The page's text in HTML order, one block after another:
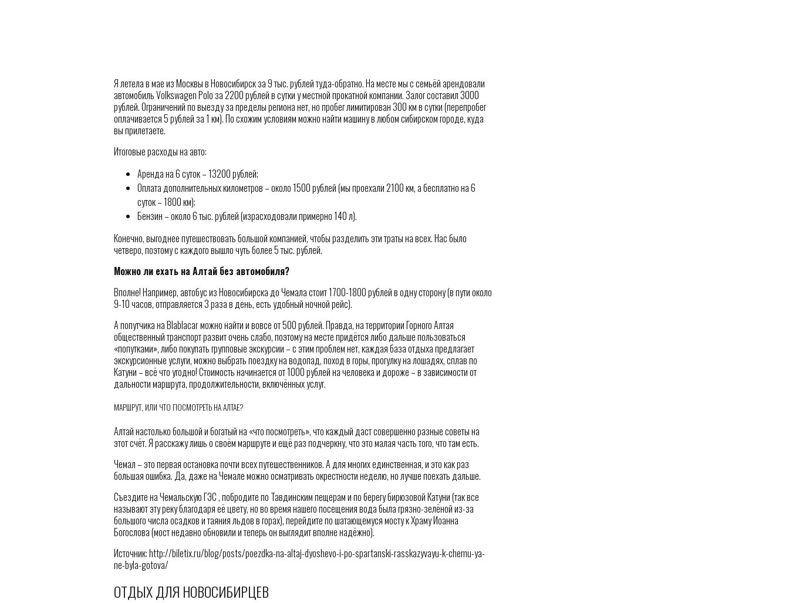
Я летела в мае из Москвы в Новосибирск за 9 тыс. рублей туда-обратно. На месте мы с семьёй арендовали
автомобиль Volkswagen Polo за 2200 рублей в сутки у местной прокатной компании. Залог составил 3000
рублей. Ограничений по выезду за пределы региона нет, но пробег лимитирован 300 км в сутки (перепробег
оплачивается 5 рублей за 1 км). По схожим условиям можно найти машину в любом сибирском городе, куда
вы прилетаете.
Итоговые расходы на авто:
Аренда на 6 суток – 13200 рублей;
Оплата дополнительных километров – около 1500 рублей (мы проехали 2100 км, а бесплатно на 6
суток – 1800 км);
Бензин – около 6 тыс. рублей (израсходовали примерно 140 л).
Конечно, выгоднее путешествовать большой компанией, чтобы разделить эти траты на всех. Нас было
четверо, поэтому с каждого вышло чуть более 5 тыс. рублей.
Можно ли ехать на Алтай без автомобиля?
Вполне! Например, автобус из Новосибирска до Чемала стоит 1700-1800 рублей в одну сторону (в пути около
9-10 часов, отправляется 3 раза в день, есть удобный ночной рейс).
А попутчика на Blablacar можно найти и вовсе от 500 рублей. Правда, на территории Горного Алтая
общественный транспорт развит очень слабо, поэтому на месте придётся либо дальше пользоваться
«попутками», либо покупать групповые экскурсии – с этим проблем нет, каждая база отдыха предлагает
экскурсионные услуги, можно выбрать поездку на водопад, поход в горы, прогулку на лошадях, сплав по
Катуни – всё что угодно! Стоимость начинается от 1000 рублей на человека и дороже – в зависимости от
дальности маршрута, продолжительности, включённых услуг.
МАРШРУТ, ИЛИ ЧТО ПОСМОТРЕТЬ НА АЛТАЕ?
Алтай настолько большой и богатый на «что посмотреть», что каждый даст совершенно разные советы на
этот счёт. Я расскажу лишь о своём маршруте и ещё раз подчеркну, что это малая часть того, что там есть.
Чемал – это первая остановка почти всех путешественников. А для многих единственная, и это как раз
большая ошибка. Да, даже на Чемале можно осматривать окрестности неделю, но лучше поехать дальше.
Съездите на Чемальскую ГЭС , побродите по Тавдинским пещерам и по берегу бирюзовой Катуни (так все
называют эту реку благодаря её цвету, но во время нашего посещения вода была грязно-зелёной из-за
большого числа осадков и таяния льдов в горах), перейдите по шатающемуся мосту к Храму Иоанна
Богослова (мост недавно обновили и теперь он выглядит вполне надёжно).
Источник: http://biletix.ru/blog/posts/poezdka-na-altaj-dyoshevo-i-po-spartanski-rasskazyvayu-k-chemu-ya-
ne-byla-gotova/
ОТДЫХ ДЛЯ НОВОСИБИРЦЕВ